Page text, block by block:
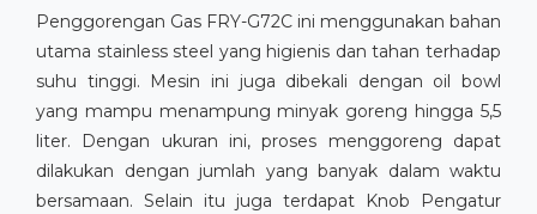
Penggorengan Gas FRY-G72C ini menggunakan bahan
utama stainless steel yang higienis dan tahan terhadap
suhu tinggi. Mesin ini juga dibekali dengan oil bowl
yang mampu menampung minyak goreng hingga 5,5
liter. Dengan ukuran ini, proses menggoreng dapat
dilakukan dengan jumlah yang banyak dalam waktu
bersamaan. Selain itu juga terdapat Knob Pengatur